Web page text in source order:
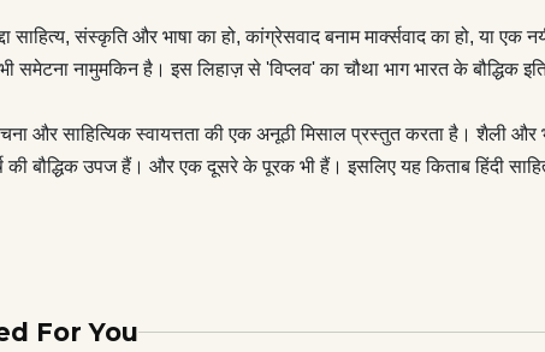
है।
संस्कृति और भाषा का हो, कांग्रेसवाद बनाम मार्क्सवाद का हो, या एक
नामुमकिन है। इस लिहाज़ से 'विप्लव' का चौथा भाग भारत के बौद्धिक
साहित्यिक स्वायत्तता की एक अनूठी मिसाल प्रस्तुत करता है। शैली और
बौद्धिक उपज हैं। और एक दूसरे के पूरक भी हैं। इसलिए यह किताब हिंदी
For You